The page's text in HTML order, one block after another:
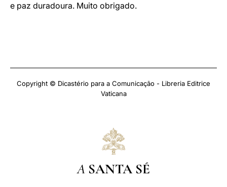
e paz duradoura. Muito obrigado.
Copyright © Dicastério para a Comunicação - Libreria Editrice
Vaticana
A SANTA SÉ